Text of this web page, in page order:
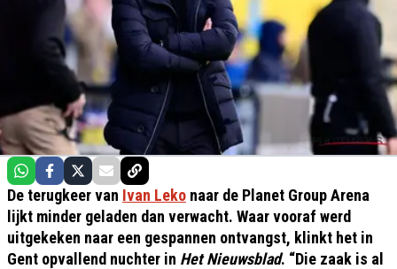
De terugkeer van Ivan Leko naar de Planet Group Arena
lijkt minder geladen dan verwacht. Waar vooraf werd
uitgekeken naar een gespannen ontvangst, klinkt het in
Gent opvallend nuchter in Het Nieuwsblad. “Die zaak is al